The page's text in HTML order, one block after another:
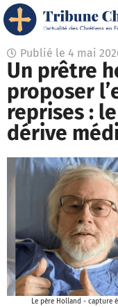
Publié le 4 mai
Un prêtre
proposer
reprises :
dérive
Le père Holland - capture